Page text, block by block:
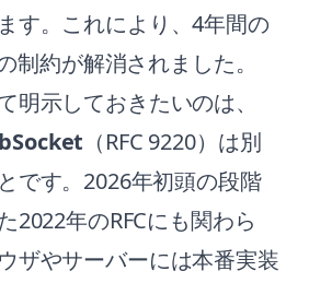
す。これにより、4年間の
約が解消されました。
明示しておきたいのは、
（RFC 9220）は別
です。2026年初頭の段階
2022年のRFCにも関わら
ザやサーバーには本番実装